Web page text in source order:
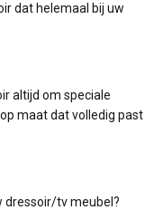
dat helemaal bij uw
altijd om speciale
maat dat volledig past
dressoir/tv meubel?